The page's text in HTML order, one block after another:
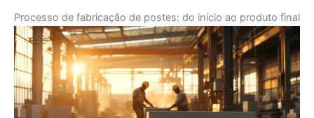
Processo de fabricação de postes: do início ao produto final